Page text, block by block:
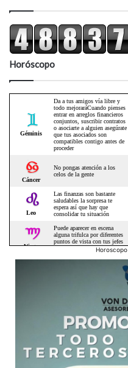
Horóscopo
Horoscopo